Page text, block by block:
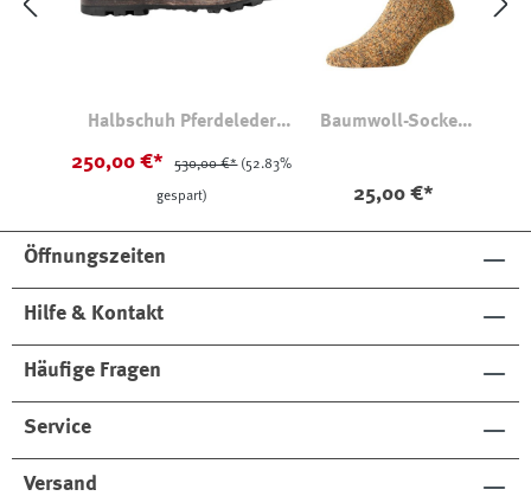
Halbschuh Pferdeleder
250,00 €* 530,00 €* (52.83%
gespart)
Baumwoll-Socken
25,00 €*
Öffnungszeiten
Hilfe & Kontakt
Häufige Fragen
Service
Versand